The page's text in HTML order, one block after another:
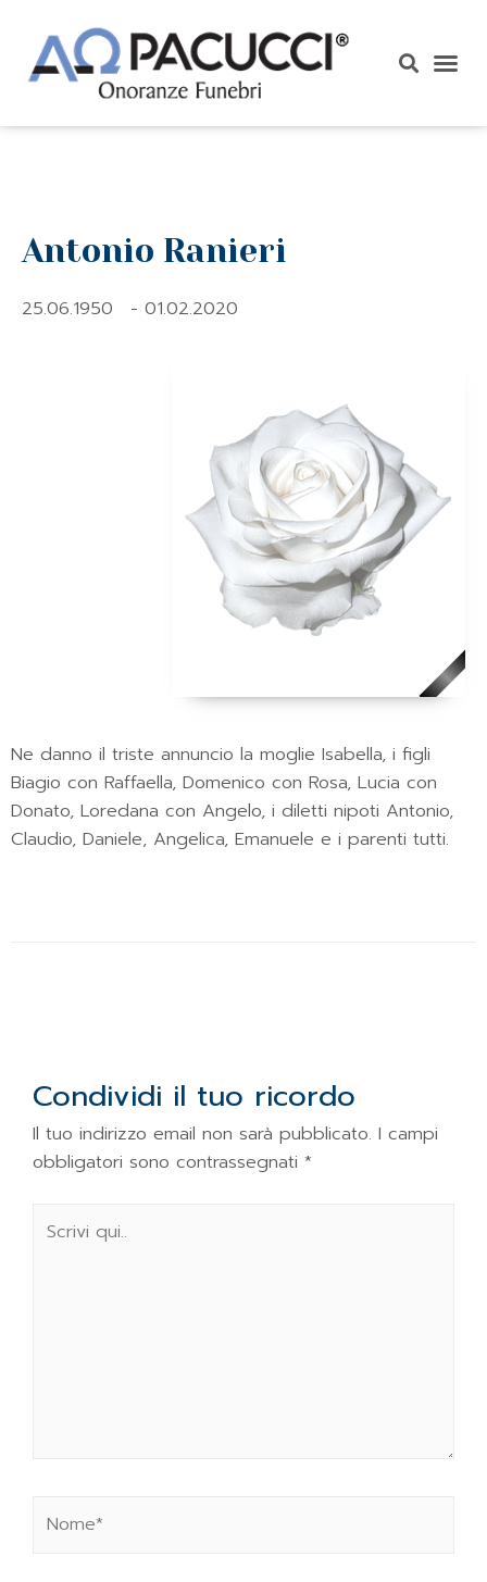
Antonio Ranieri
25.06.1950 - 01.02.2020
Ne danno il triste annuncio la moglie Isabella, i figli
Biagio con Raffaella, Domenico con Rosa, Lucia con
Donato, Loredana con Angelo, i diletti nipoti Antonio,
Claudio, Daniele, Angelica, Emanuele e i parenti tutti.
Condividi il tuo ricordo
Il tuo indirizzo email non sarà pubblicato. I campi
obbligatori sono contrassegnati *